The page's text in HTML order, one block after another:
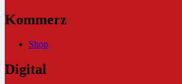
Kommerz
Shop
Digital